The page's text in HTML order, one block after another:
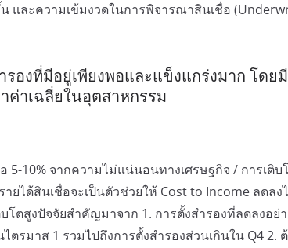
และความเข้มงวดในการพิจารณาสินเชื่อ
องที่มีอยู่เพียงพอและแข็งแกร่งมาก โดยมี
ค่าเฉลี่ยในอุตสาหกรรม
5-10% จากความไม่แน่นอนทางเศรษฐกิจ / การเติ
ายได้สินเชื่อจะเป็นตัวช่วยให้ Cost to Income ลดลง
บโตสูงปัจจัยสำคัญมาจาก 1. การตั้งสำรองที่ลดลง
ตรมาส 1 รวมไปถึงการตั้งสำรองส่วนเกินใน Q4 2.